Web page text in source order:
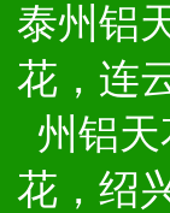
泰州铝
花，连
州铝
花，绍